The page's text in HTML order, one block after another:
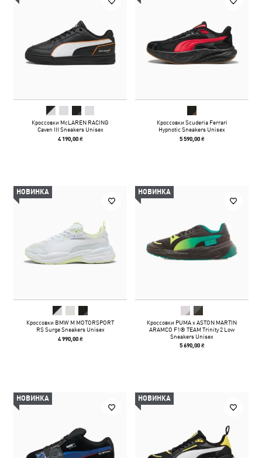
Кроссовки McLAREN RACING
Caven III Sneakers Unisex
4 190,00 ₴
Кроссовки Scuderia Ferrari
Hypnotic Sneakers Unisex
5 590,00 ₴
НОВИНКА
Кроссовки BMW M MOTORSPORT
RS Surge Sneakers Unisex
4 990,00 ₴
НОВИНКА
Кроссовки PUMA x ASTON MARTIN
ARAMCO F1® TEAM Trinity 2 Low
Sneakers Unisex
5 690,00 ₴
НОВИНКА НОВИНКА